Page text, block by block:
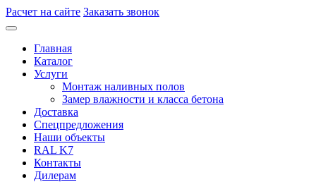
Расчет на сайте Заказать звонок
Главная
Каталог
Услуги
Монтаж наливных полов
Замер влажности и класса бетона
Доставка
Спецпредложения
Наши объекты
RAL K7
Контакты
Дилерам